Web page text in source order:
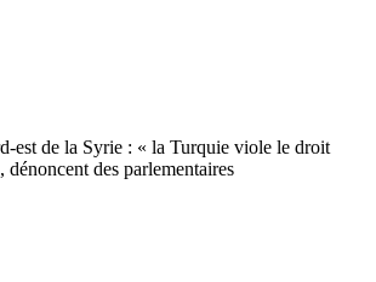
est de la Syrie : « la Turquie viole le droit
dénoncent des parlementaires